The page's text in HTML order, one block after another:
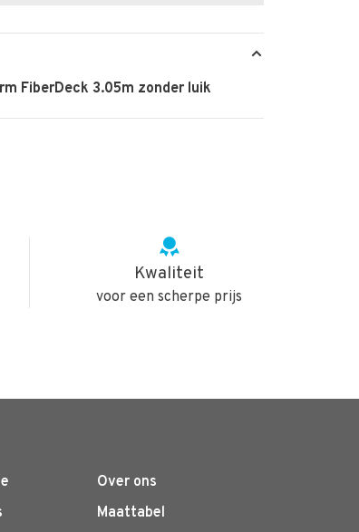
FiberDeck 3.05m zonder luik
Kwaliteit
voor een scherpe prijs
Over ons
Maattabel